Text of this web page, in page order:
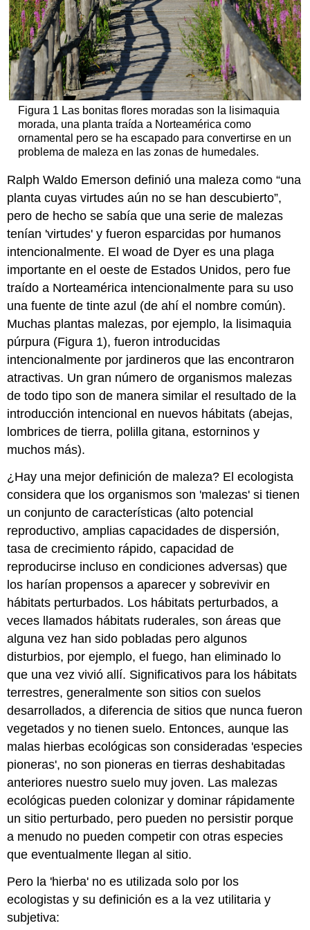
Figura 1 Las bonitas flores moradas son la lisimaquia
morada, una planta traída a Norteamérica como
ornamental pero se ha escapado para convertirse en un
problema de maleza en las zonas de humedales.
Ralph Waldo Emerson definió una maleza como “una
planta cuyas virtudes aún no se han descubierto”,
pero de hecho se sabía que una serie de malezas
tenían 'virtudes' y fueron esparcidas por humanos
intencionalmente. El woad de Dyer es una plaga
importante en el oeste de Estados Unidos, pero fue
traído a Norteamérica intencionalmente para su uso
una fuente de tinte azul (de ahí el nombre común).
Muchas plantas malezas, por ejemplo, la lisimaquia
púrpura (Figura 1), fueron introducidas
intencionalmente por jardineros que las encontraron
atractivas. Un gran número de organismos malezas
de todo tipo son de manera similar el resultado de la
introducción intencional en nuevos hábitats (abejas,
lombrices de tierra, polilla gitana, estorninos y
muchos más).
¿Hay una mejor definición de maleza? El ecologista
considera que los organismos son 'malezas' si tienen
un conjunto de características (alto potencial
reproductivo, amplias capacidades de dispersión,
tasa de crecimiento rápido, capacidad de
reproducirse incluso en condiciones adversas) que
los harían propensos a aparecer y sobrevivir en
hábitats perturbados. Los hábitats perturbados, a
veces llamados hábitats ruderales, son áreas que
alguna vez han sido pobladas pero algunos
disturbios, por ejemplo, el fuego, han eliminado lo
que una vez vivió allí. Significativos para los hábitats
terrestres, generalmente son sitios con suelos
desarrollados, a diferencia de sitios que nunca fueron
vegetados y no tienen suelo. Entonces, aunque las
malas hierbas ecológicas son consideradas 'especies
pioneras', no son pioneras en tierras deshabitadas
anteriores nuestro suelo muy joven. Las malezas
ecológicas pueden colonizar y dominar rápidamente
un sitio perturbado, pero pueden no persistir porque
a menudo no pueden competir con otras especies
que eventualmente llegan al sitio.
Pero la 'hierba' no es utilizada solo por los
ecologistas y su definición es a la vez utilitaria y
subjetiva: